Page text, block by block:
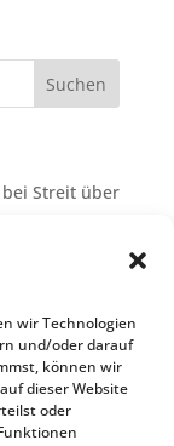
wir Technologien
und/oder darauf
können wir
dieser Website
oder
Streit über
die